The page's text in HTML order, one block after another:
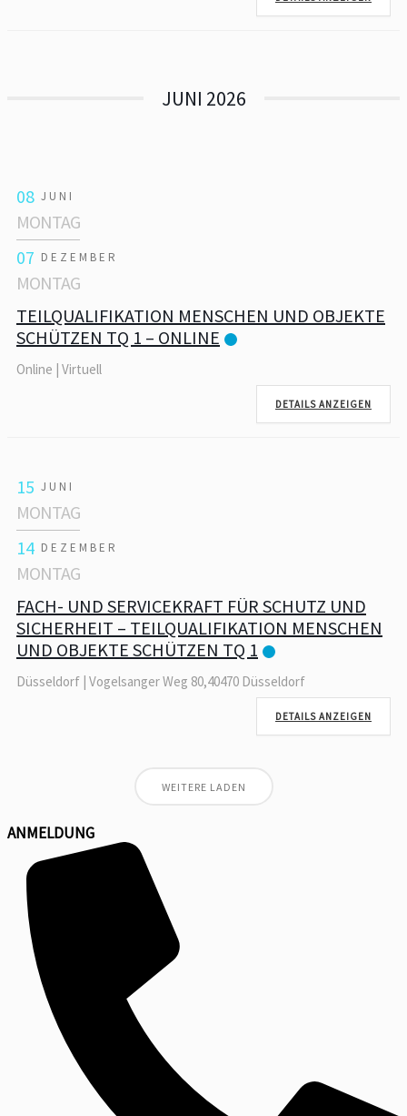
JUNI 2026
08 JUNI
MONTAG
07 DEZEMBER
MONTAG
TEILQUALIFIKATION MENSCHEN UND OBJEKTE
SCHÜTZEN TQ 1 – ONLINE
Online | Virtuell
DETAILS ANZEIGEN
15 JUNI
MONTAG
14 DEZEMBER
MONTAG
FACH- UND SERVICEKRAFT FÜR SCHUTZ UND
SICHERHEIT – TEILQUALIFIKATION MENSCHEN
UND OBJEKTE SCHÜTZEN TQ 1
Düsseldorf | Vogelsanger Weg 80,40470 Düsseldorf
DETAILS ANZEIGEN
WEITERE LADEN
ANMELDUNG